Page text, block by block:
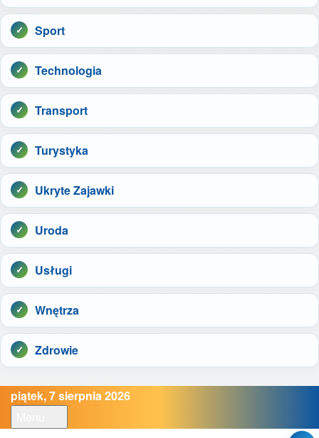
Sport
Technologia
Transport
Turystyka
Ukryte Zajawki
Uroda
Usługi
Wnętrza
Zdrowie
piątek, 7 sierpnia 2026